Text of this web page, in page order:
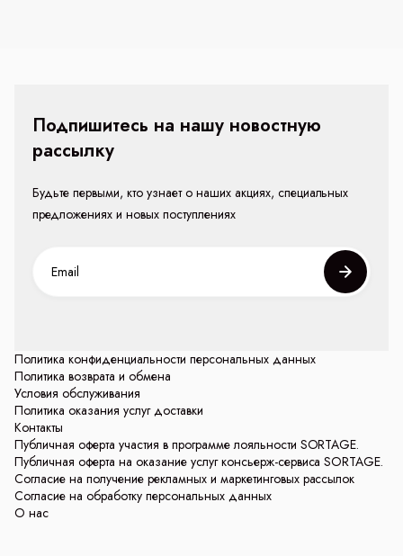
Политика конфиденциальности персональных данных
Политика возврата и обмена
Условия обслуживания
Политика оказания услуг доставки
Контакты
Публичная оферта участия в программе лояльности SORTAGE.
Публичная оферта на оказание услуг консьерж-сервиса SORTAGE.
Согласие на получение рекламных и маркетинговых рассылок
Согласие на обработку персональных данных
О нас
Подпишитесь на нашу новостную
рассылку
Будьте первыми, кто узнает о наших акциях, специальных
предложениях и новых поступлениях